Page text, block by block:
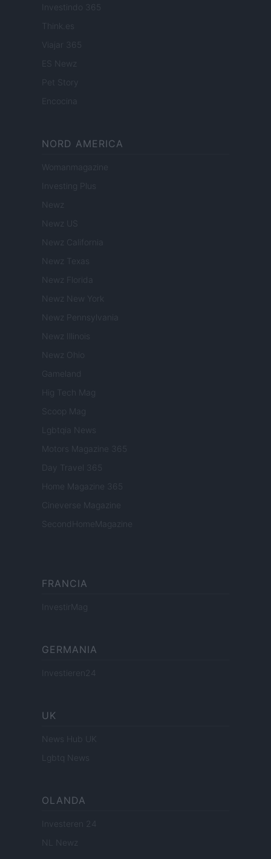
Investindo 365
Think.es
Viajar 365
ES Newz
Encocina
NORD AMERICA
Womanmagazine
Investing Plus
Newz
Newz US
Newz California
Newz Texas
Newz Florida
Newz New York
Newz Pennsylvania
Newz Illinois
Newz Ohio
Gameland
Hig Tech Mag
Scoop Mag
Lgbtqia News
Motors Magazine 365
Day Travel 365
Home Magazine 365
Cineverse Magazine
SecondHomeMagazine
FRANCIA
InvestirMag
GERMANIA
Investieren24
UK
News Hub UK
Lgbtq News
OLANDA
Investeren 24
NL Newz